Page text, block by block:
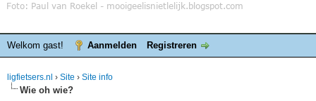
Welkom gast! Aanmelden Registreren
ligfietsers.nl › Site › Site info
Wie oh wie?